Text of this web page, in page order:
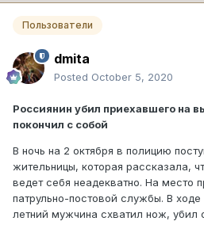
Пользователи
dmita
Posted October 5, 2020
Россиянин убил приехавшего на
покончил с собой
В ночь на 2 октября в полицию
жительницы, которая рассказала,
ведет себя неадекватно. На место
патрульно-постовой службы. В
летний мужчина схватил нож, убил